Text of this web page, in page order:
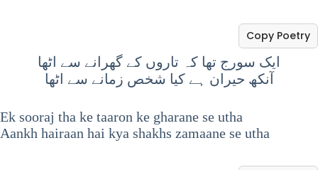
ایک سورج تھا کہ تاروں کے گھرانے سے اٹھا
آنکھ حیران ہے کیا شخص زمانے سے اٹھا
Copy Poetry
Ek sooraj tha ke taaron ke gharane se utha
Aankh hairaan hai kya shakhs zamaane se utha